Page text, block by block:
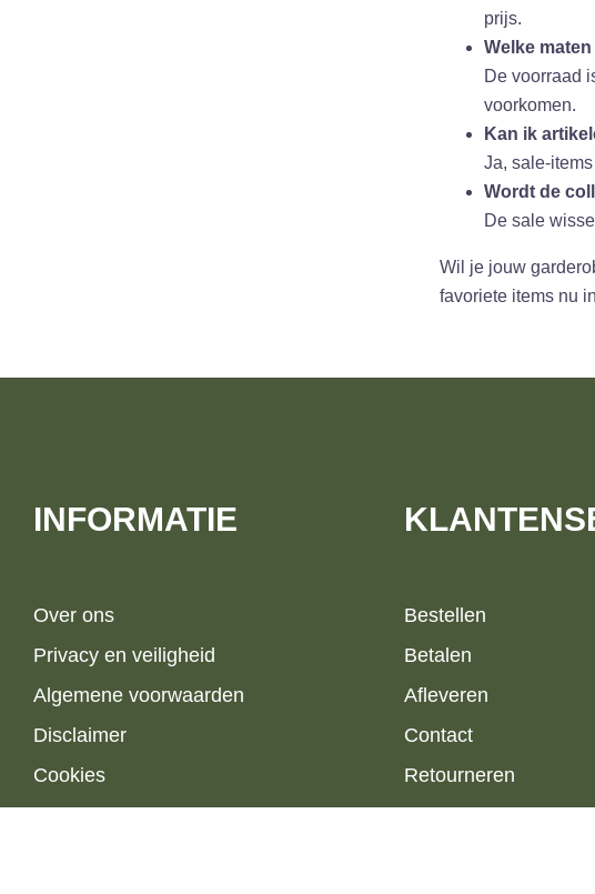
prijs.
Welke
De voorraad
voorkomen.
Kan ik
Ja, sale-
Wordt de
De sale
Wil je jouw
favoriete items nu
INFORMATIE
Over ons
Privacy en veiligheid
Algemene voorwaarden
Disclaimer
Cookies
Sitemap
Bestellen
Betalen
Afleveren
Contact
Retourneren